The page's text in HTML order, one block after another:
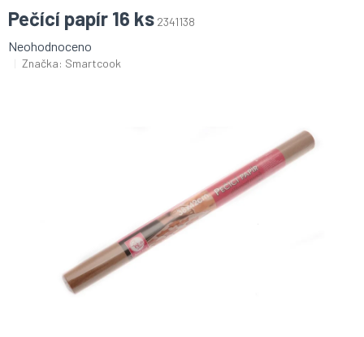
Pečící papír 16 ks 2341138
Průměrné
hodnocení
Neohodnoceno
Značka: Smartcook